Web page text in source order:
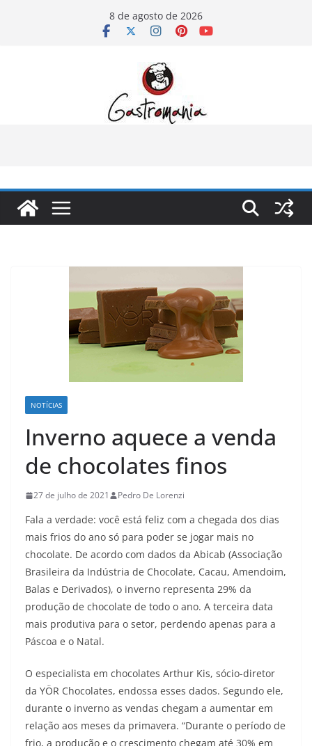
8 de agosto de 2026
NOTÍCIAS
Inverno aquece a venda
de chocolates finos
27 de julho de 2021 Pedro De Lorenzi
Fala a verdade: você está feliz com a chegada dos dias
mais frios do ano só para poder se jogar mais no
chocolate. De acordo com dados da Abicab (Associação
Brasileira da Indústria de Chocolate, Cacau, Amendoim,
Balas e Derivados), o inverno representa 29% da
produção de chocolate de todo o ano. A terceira data
mais produtiva para o setor, perdendo apenas para a
Páscoa e o Natal.
O especialista em chocolates Arthur Kis, sócio-diretor
da YÖR Chocolates, endossa esses dados. Segundo ele,
durante o inverno as vendas chegam a aumentar em
relação aos meses da primavera. “Durante o período de
frio, a produção e o crescimento chegam até 30% em